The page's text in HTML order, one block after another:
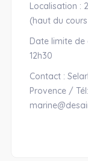
Localisation :
(haut du
Date limite
12h30
Contact :
Provence /